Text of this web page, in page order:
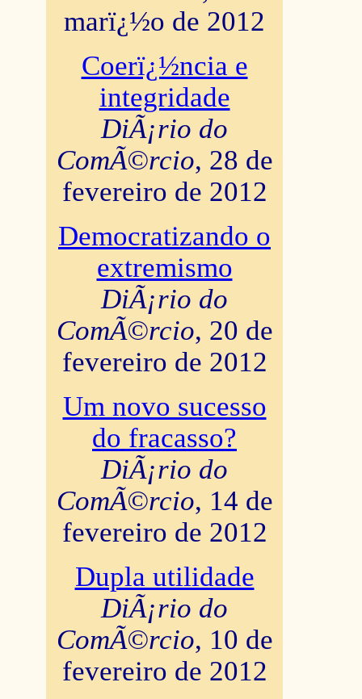
marï¿½o de 2012
Coerï¿½ncia e
integridade
DiÃ¡rio do
ComÃ©rcio, 28 de
fevereiro de 2012
Democratizando o
extremismo
DiÃ¡rio do
ComÃ©rcio, 20 de
fevereiro de 2012
Um novo sucesso
do fracasso?
DiÃ¡rio do
ComÃ©rcio, 14 de
fevereiro de 2012
Dupla utilidade
DiÃ¡rio do
ComÃ©rcio, 10 de
fevereiro de 2012